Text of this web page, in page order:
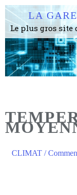
LA
CLIMAT /